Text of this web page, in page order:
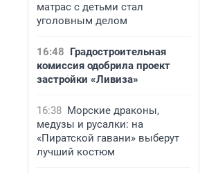
матрас с детьми стал
уголовным делом
16:48 Градостроительная
комиссия одобрила проект
застройки «Ливиза»
16:38 Морские драконы,
медузы и русалки: на
«Пиратской гавани» выберут
лучший костюм